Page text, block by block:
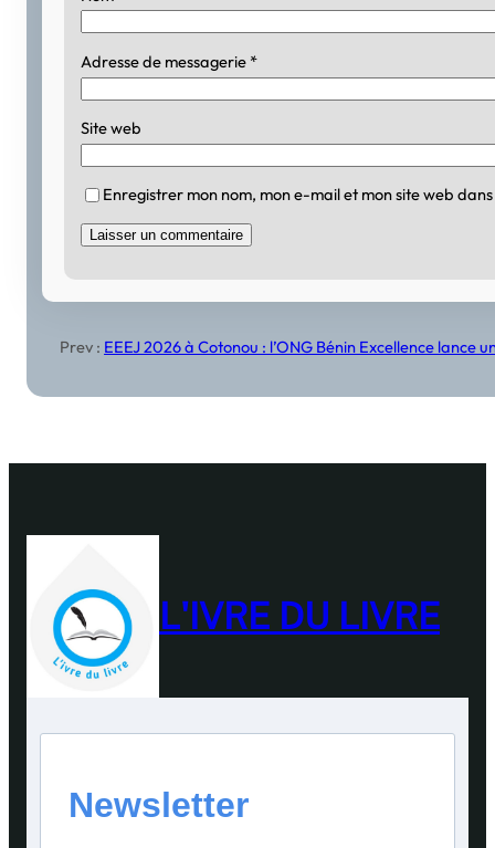
Adresse de messagerie *
Site web
Enregistrer mon nom, mon e-mail et mon site web
Prev : EEEJ 2026 à Cotonou : l’ONG Bénin Excellence
L'IVRE DU LIVRE
Newsletter